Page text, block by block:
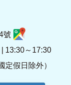
號
13:30～17:30
定假日除外）